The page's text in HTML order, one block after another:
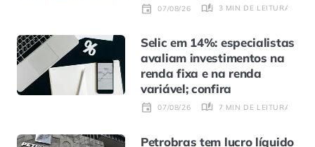
07/08/26 3 MIN DE LEITURA
Selic em 14%: especialistas
avaliam investimentos na
renda fixa e na renda
variável; confira
07/08/26 7 MIN DE LEITURA
Petrobras tem lucro líquido